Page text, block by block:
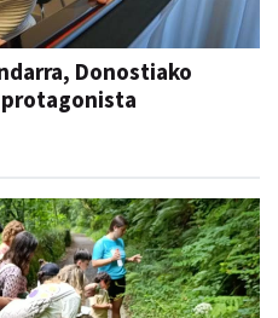
Donostiako
protagonista